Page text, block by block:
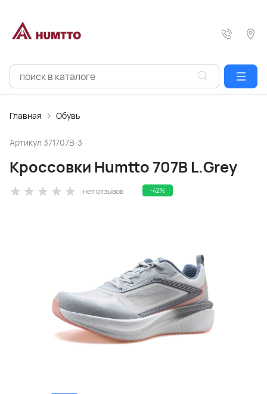
Главная Обувь
Артикул 371707B-3
Кроссовки Humtto 707B L.Grey
нет отзывов -42%